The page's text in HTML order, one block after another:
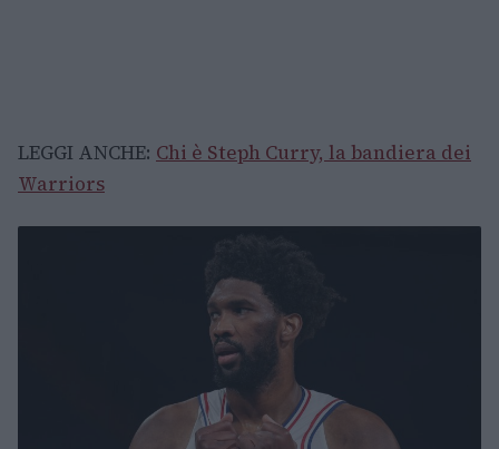
LEGGI ANCHE: Chi è Steph Curry, la bandiera dei
Warriors